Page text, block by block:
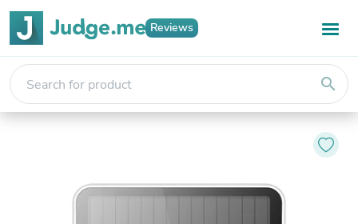
Reviews
search